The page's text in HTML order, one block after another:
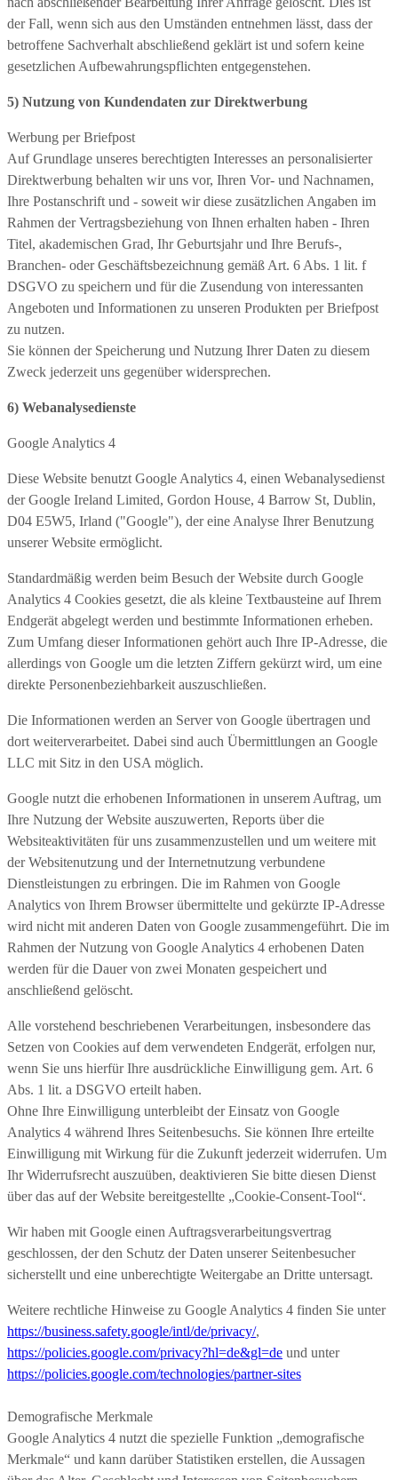
der Fall, wenn sich aus den Umständen entnehmen lässt, dass der
betroffene Sachverhalt abschließend geklärt ist und sofern keine
gesetzlichen Aufbewahrungspflichten entgegenstehen.
5) Nutzung von Kundendaten zur Direktwerbung
Werbung per Briefpost
Auf Grundlage unseres berechtigten Interesses an personalisierter
Direktwerbung behalten wir uns vor, Ihren Vor- und Nachnamen,
Ihre Postanschrift und - soweit wir diese zusätzlichen Angaben im
Rahmen der Vertragsbeziehung von Ihnen erhalten haben - Ihren
Titel, akademischen Grad, Ihr Geburtsjahr und Ihre Berufs-,
Branchen- oder Geschäftsbezeichnung gemäß Art. 6 Abs. 1 lit. f
DSGVO zu speichern und für die Zusendung von interessanten
Angeboten und Informationen zu unseren Produkten per Briefpost
zu nutzen.
Sie können der Speicherung und Nutzung Ihrer Daten zu diesem
Zweck jederzeit uns gegenüber widersprechen.
6) Webanalysedienste
Google Analytics 4
Diese Website benutzt Google Analytics 4, einen Webanalysedienst
der Google Ireland Limited, Gordon House, 4 Barrow St, Dublin,
D04 E5W5, Irland ("Google"), der eine Analyse Ihrer Benutzung
unserer Website ermöglicht.
Standardmäßig werden beim Besuch der Website durch Google
Analytics 4 Cookies gesetzt, die als kleine Textbausteine auf Ihrem
Endgerät abgelegt werden und bestimmte Informationen erheben.
Zum Umfang dieser Informationen gehört auch Ihre IP-Adresse, die
allerdings von Google um die letzten Ziffern gekürzt wird, um eine
direkte Personenbeziehbarkeit auszuschließen.
Die Informationen werden an Server von Google übertragen und
dort weiterverarbeitet. Dabei sind auch Übermittlungen an Google
LLC mit Sitz in den USA möglich.
Google nutzt die erhobenen Informationen in unserem Auftrag, um
Ihre Nutzung der Website auszuwerten, Reports über die
Websiteaktivitäten für uns zusammenzustellen und um weitere mit
der Websitenutzung und der Internetnutzung verbundene
Dienstleistungen zu erbringen. Die im Rahmen von Google
Analytics von Ihrem Browser übermittelte und gekürzte IP-Adresse
wird nicht mit anderen Daten von Google zusammengeführt. Die im
Rahmen der Nutzung von Google Analytics 4 erhobenen Daten
werden für die Dauer von zwei Monaten gespeichert und
anschließend gelöscht.
Alle vorstehend beschriebenen Verarbeitungen, insbesondere das
Setzen von Cookies auf dem verwendeten Endgerät, erfolgen nur,
wenn Sie uns hierfür Ihre ausdrückliche Einwilligung gem. Art. 6
Abs. 1 lit. a DSGVO erteilt haben.
Ohne Ihre Einwilligung unterbleibt der Einsatz von Google
Analytics 4 während Ihres Seitenbesuchs. Sie können Ihre erteilte
Einwilligung mit Wirkung für die Zukunft jederzeit widerrufen. Um
Ihr Widerrufsrecht auszuüben, deaktivieren Sie bitte diesen Dienst
über das auf der Website bereitgestellte „Cookie-Consent-Tool“.
Wir haben mit Google einen Auftragsverarbeitungsvertrag
geschlossen, der den Schutz der Daten unserer Seitenbesucher
sicherstellt und eine unberechtigte Weitergabe an Dritte untersagt.
Weitere rechtliche Hinweise zu Google Analytics 4 finden Sie unter
https://business.safety.google/intl/de/privacy/,
https://policies.google.com/privacy?hl=de&gl=de und unter
https://policies.google.com/technologies/partner-sites
Demografische Merkmale
Google Analytics 4 nutzt die spezielle Funktion „demografische
Merkmale“ und kann darüber Statistiken erstellen, die Aussagen